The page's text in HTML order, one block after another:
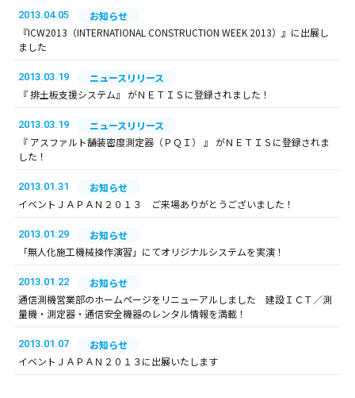
2013.04.05
お知らせ
『ICW2013（INTERNATIONAL CONSTRUCTION WEEK 2013）』に出展し
ました
2013.03.19
ニュースリリース
『 排土板支援システム』 がＮＥＴＩＳに登録されました！
2013.03.19
ニュースリリース
『 アスファルト舗装密度測定器（ＰＱＩ） 』 がＮＥＴＩＳに登録されま
した！
2013.01.31
お知らせ
イベントＪＡＰＡＮ２０１３ ご来場ありがとうございました！
2013.01.29
お知らせ
「無人化施工機械操作演習」にてオリジナルシステムを実演！
2013.01.22
お知らせ
通信測機営業部のホームページをリニューアルしました 建設ＩＣＴ／測
量機・測定器・通信安全機器のレンタル情報を満載！
2013.01.07
お知らせ
イベントＪＡＰＡＮ２０１３に出展いたします